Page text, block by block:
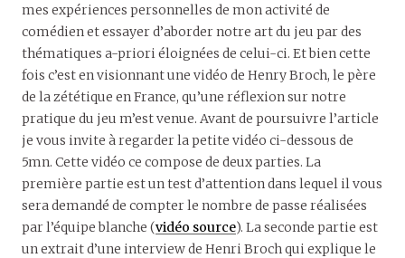
mes expériences personnelles de mon activité de
comédien et essayer d’aborder notre art du jeu par des
thématiques a-priori éloignées de celui-ci. Et bien cette
fois c’est en visionnant une vidéo de Henry Broch, le père
de la zététique en France, qu’une réflexion sur notre
pratique du jeu m’est venue. Avant de poursuivre l’article
je vous invite à regarder la petite vidéo ci-dessous de
5mn. Cette vidéo ce compose de deux parties. La
première partie est un test d’attention dans lequel il vous
sera demandé de compter le nombre de passe réalisées
par l’équipe blanche (vidéo source). La seconde partie est
un extrait d’une interview de Henri Broch qui explique le